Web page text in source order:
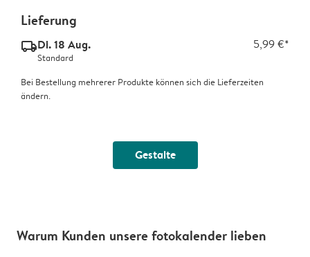
Lieferung
delivery_standard_v2Di. 18 Aug. 5,99 €*
Standard
Bei Bestellung mehrerer Produkte können sich die Lieferzeiten
ändern.
Gestalte
Warum Kunden unsere fotokalender lieben